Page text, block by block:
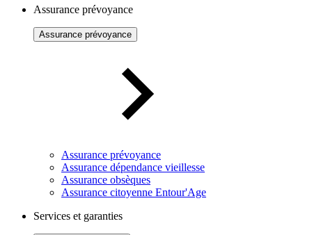
Assurance prévoyance
Assurance prévoyance
Assurance prévoyance
Assurance dépendance vieillesse
Assurance obsèques
Assurance citoyenne Entour'Age
Services et garanties